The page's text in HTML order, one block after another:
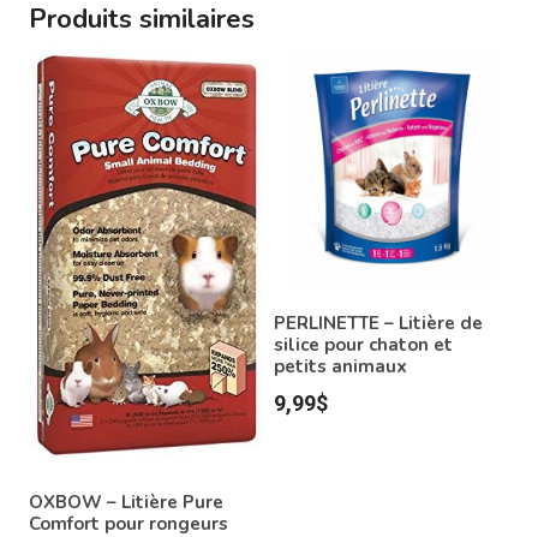
Produits similaires
OXBOW – Litière Pure
Comfort pour rongeurs
PERLINETTE – Litière de
silice pour chaton et
petits animaux
9,99$